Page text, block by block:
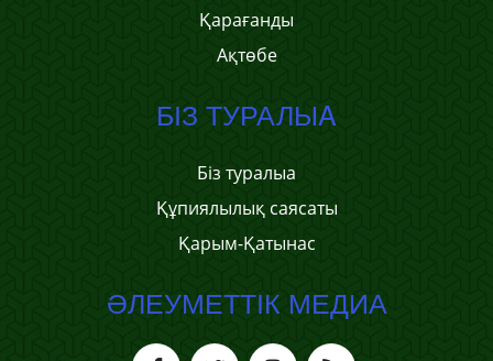
Қарағанды
Ақтөбе
БІЗ ТУРАЛЫA
Біз туралыa
Құпиялылық саясаты
Қарым-Қатынас
ӘЛЕУМЕТТІК МЕДИА